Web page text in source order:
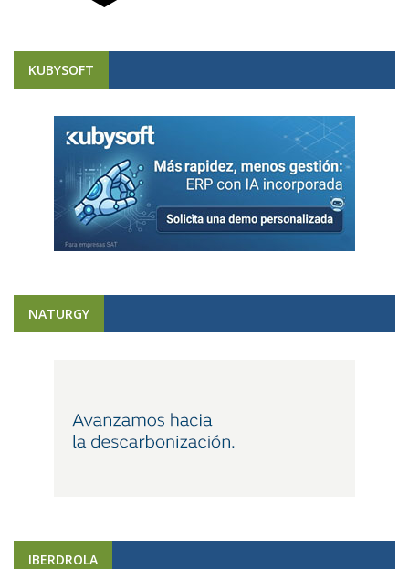
KUBYSOFT
NATURGY
IBERDROLA